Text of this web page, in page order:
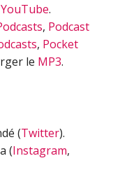
YouTube.
, Podcast
, Pocket
le MP3.
(Twitter).
(Instagram,